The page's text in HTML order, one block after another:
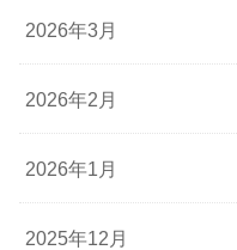
2026年3月
2026年2月
2026年1月
2025年12月